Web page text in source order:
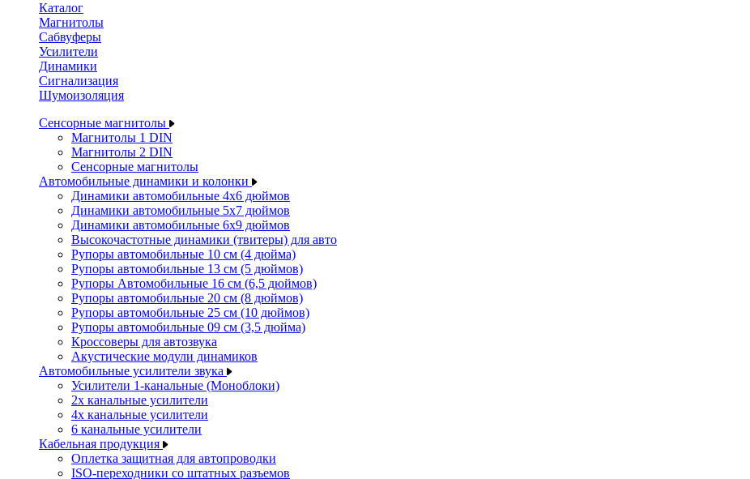
Каталог
Магнитолы
Сабвуферы
Усилители
Динамики
Сигнализация
Шумоизоляция
Сенсорные магнитолы
Магнитолы 1 DIN
Магнитолы 2 DIN
Сенсорные магнитолы
Автомобильные динамики и колонки
Динамики автомобильные 4x6 дюймов
Динамики автомобильные 5x7 дюймов
Динамики автомобильные 6x9 дюймов
Высокочастотные динамики (твитеры) для авто
Рупоры автомобильные 10 см (4 дюйма)
Рупоры автомобильные 13 см (5 дюймов)
Рупоры Автомобильные 16 см (6,5 дюймов)
Рупоры автомобильные 20 см (8 дюймов)
Рупоры автомобильные 25 см (10 дюймов)
Рупоры автомобильные 09 см (3,5 дюйма)
Кроссоверы для автозвука
Акустические модули динамиков
Автомобильные усилители звука
Усилители 1-канальные (Моноблоки)
2х канальные усилители
4х канальные усилители
6 канальные усилители
Кабельная продукция
Оплетка защитная для автопроводки
ISO-переходники со штатных разъемов